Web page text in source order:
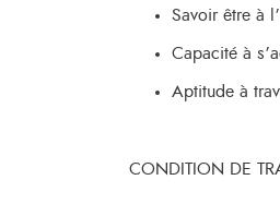
Savoir être à
Capacité à
Aptitude à
CONDITION DE